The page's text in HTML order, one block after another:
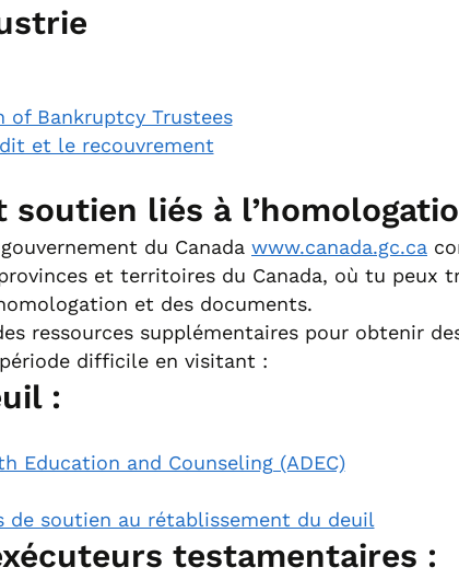
of Bankruptcy Trustees
et le recouvrement
soutien liés à
du Canada www.canada.gc.ca
et territoires du Canada, où tu peux
et des documents.
ressources supplémentaires pour obtenir
difficile en visitant :
:
Education and Counseling (ADEC)
de soutien au rétablissement du deuil
testamentaires :